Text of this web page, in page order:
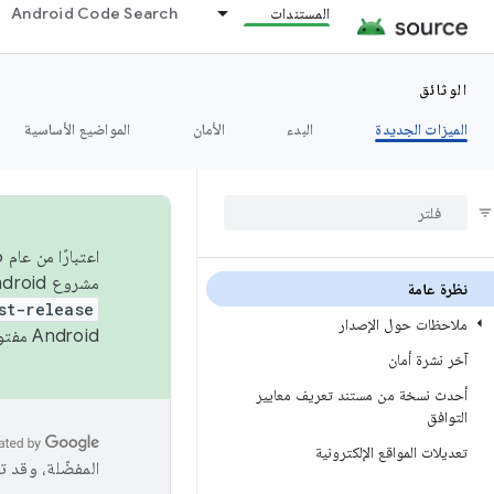
المستندات Android Code Search
الوثائق
الميزات الجديدة
البدء الأمان المواضيع الأساسية
نظرة عامة
ملاحظات حول الإصدار
آخر نشرة أمان
أحدث نسخة من مستند تعريف معايير
التوافق
تعديلات المواقع الإلكترونية
مشروع Android مفتوح المصدر (AOSP) في الربعَين الثاني والرابع. لبناء مشروع Android مفتوح المصدر والمساهمة فيه، استخدِم
release
Android مفتوح المصدر. لمزيد من المعلومات، يُرجى الاطّلاع على
المفضّلة،